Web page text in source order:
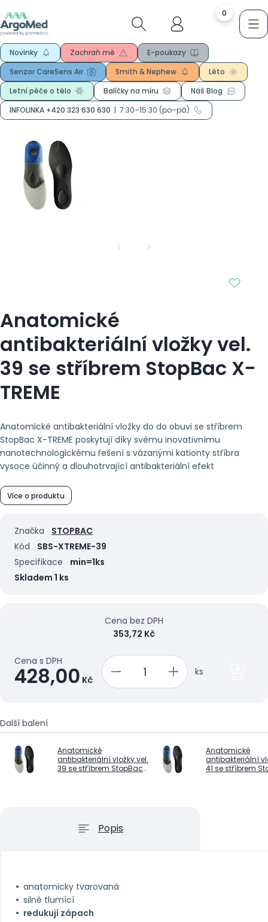
0
Novinky Zachraň mě
E-poukazy
Senzor CareSens Air
Smith & Nephew
Léto
Letní péče o tělo
Balíčky na míru
Náš Blog
INFOLINKA +420 323 630 630 | 7:30–15:30 (po–pá)
Anatomické
antibakteriální vložky vel.
39 se stříbrem StopBac X-
TREME
Anatomické antibakteriální vložky do do obuvi se stříbrem
StopBac X-TREME poskytují díky svému inovativnímu
nanotechnologickému řešení s vázanými kationty stříbra
vysoce účinný a dlouhotrvající antibakteriální efekt
Více o produktu
Značka
STOPBAC
Kód
SBS-XTREME-39
Specifikace
min=1ks
Skladem 1 ks
Cena s DPH
428,00 Kč
Cena bez DPH
353,72 Kč
ks
Další balení
Anatomické
antibakteriální vložky vel.
39 se stříbrem StopBac
Anatomické
antibakteriální
41 se stříbrem
Popis
anatomicky tvarovaná
silně tlumící
redukují zápach